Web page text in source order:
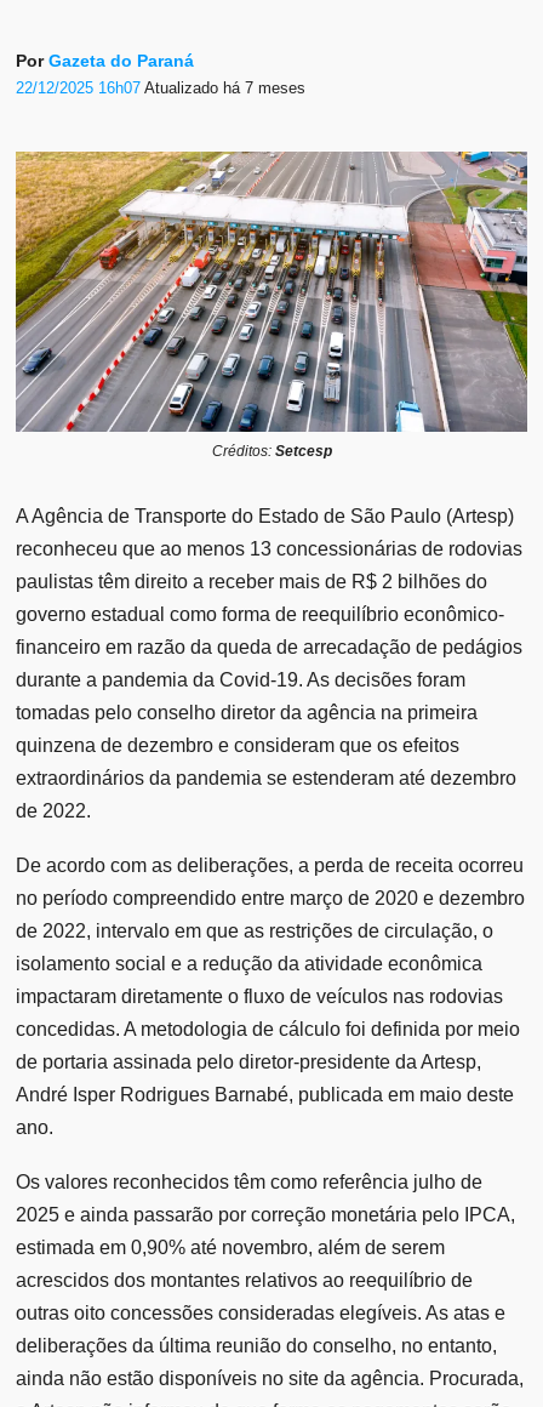
PorGazeta do Paraná
22/12/2025 16h07Atualizado há 7 meses
Créditos: Setcesp
A Agência de Transporte do Estado de São Paulo (Artesp)
reconheceu que ao menos 13 concessionárias de rodovias
paulistas têm direito a receber mais de R$ 2 bilhões do
governo estadual como forma de reequilíbrio econômico-
financeiro em razão da queda de arrecadação de pedágios
durante a pandemia da Covid-19. As decisões foram
tomadas pelo conselho diretor da agência na primeira
quinzena de dezembro e consideram que os efeitos
extraordinários da pandemia se estenderam até dezembro
de 2022.
De acordo com as deliberações, a perda de receita ocorreu
no período compreendido entre março de 2020 e dezembro
de 2022, intervalo em que as restrições de circulação, o
isolamento social e a redução da atividade econômica
impactaram diretamente o fluxo de veículos nas rodovias
concedidas. A metodologia de cálculo foi definida por meio
de portaria assinada pelo diretor-presidente da Artesp,
André Isper Rodrigues Barnabé, publicada em maio deste
ano.
Os valores reconhecidos têm como referência julho de
2025 e ainda passarão por correção monetária pelo IPCA,
estimada em 0,90% até novembro, além de serem
acrescidos dos montantes relativos ao reequilíbrio de
outras oito concessões consideradas elegíveis. As atas e
deliberações da última reunião do conselho, no entanto,
ainda não estão disponíveis no site da agência. Procurada,